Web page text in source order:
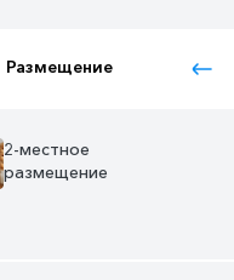
Размещение
2-местное
размещение